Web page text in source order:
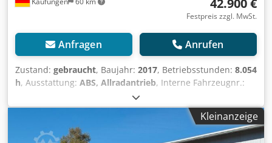
Festpreis zzgl. MwSt.
Anfragen Anrufen
Zustand: gebraucht, Baujahr: 2017, Betriebsstunden: 8.054
h, Ausstattung: ABS, Allradantrieb, Interne Fahrzeugnr.:
G400161 Ab sofort zur Verfügung auf unserem Hof in
Kaufungen Mehr INFO unter: * Golec Nutzfahrzeuge
GmbH (Deutsch, English, Bulgarisch, Russisch) * Viktoria
Sologubova (Polnisch, Russisch, Ukrainisch, English)
Kleinanzeige